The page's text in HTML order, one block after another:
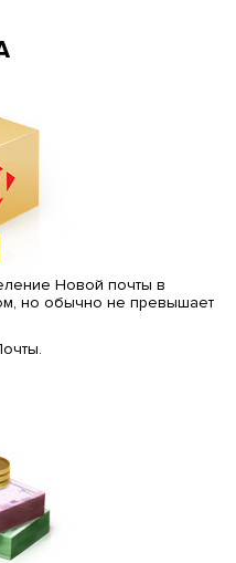
Новой почты в
но обычно не превышает